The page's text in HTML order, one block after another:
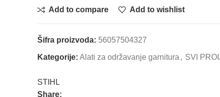
Add to compare Add to wishlist
Šifra proizvoda: 56057504327
Kategorije: Alati za održavanje garnitura , SVI
STIHL
Share: